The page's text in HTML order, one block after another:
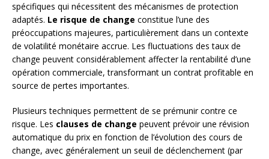
spécifiques qui nécessitent des mécanismes de protection
adaptés. Le risque de change constitue l’une des
préoccupations majeures, particulièrement dans un contexte
de volatilité monétaire accrue. Les fluctuations des taux de
change peuvent considérablement affecter la rentabilité d’une
opération commerciale, transformant un contrat profitable en
source de pertes importantes.
Plusieurs techniques permettent de se prémunir contre ce
risque. Les clauses de change peuvent prévoir une révision
automatique du prix en fonction de l’évolution des cours de
change, avec généralement un seuil de déclenchement (par